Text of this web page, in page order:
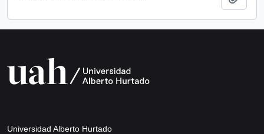
Universidad Alberto Hurtado